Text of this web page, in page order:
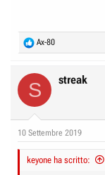
R
e
t
s
Ax-80
S streak
10 Settembre 2019
keyone ha scritto: